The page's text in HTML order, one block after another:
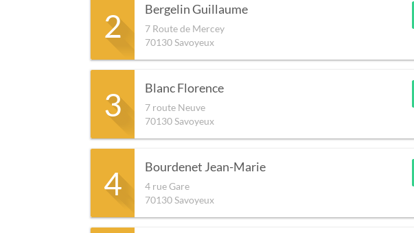
2 Bergelin Guillaume
7 Route de Mercey
70130Savoyeux
3 Blanc Florence
7 route Neuve
70130Savoyeux
4 Bourdenet Jean-Marie
4 rue Gare
70130Savoyeux